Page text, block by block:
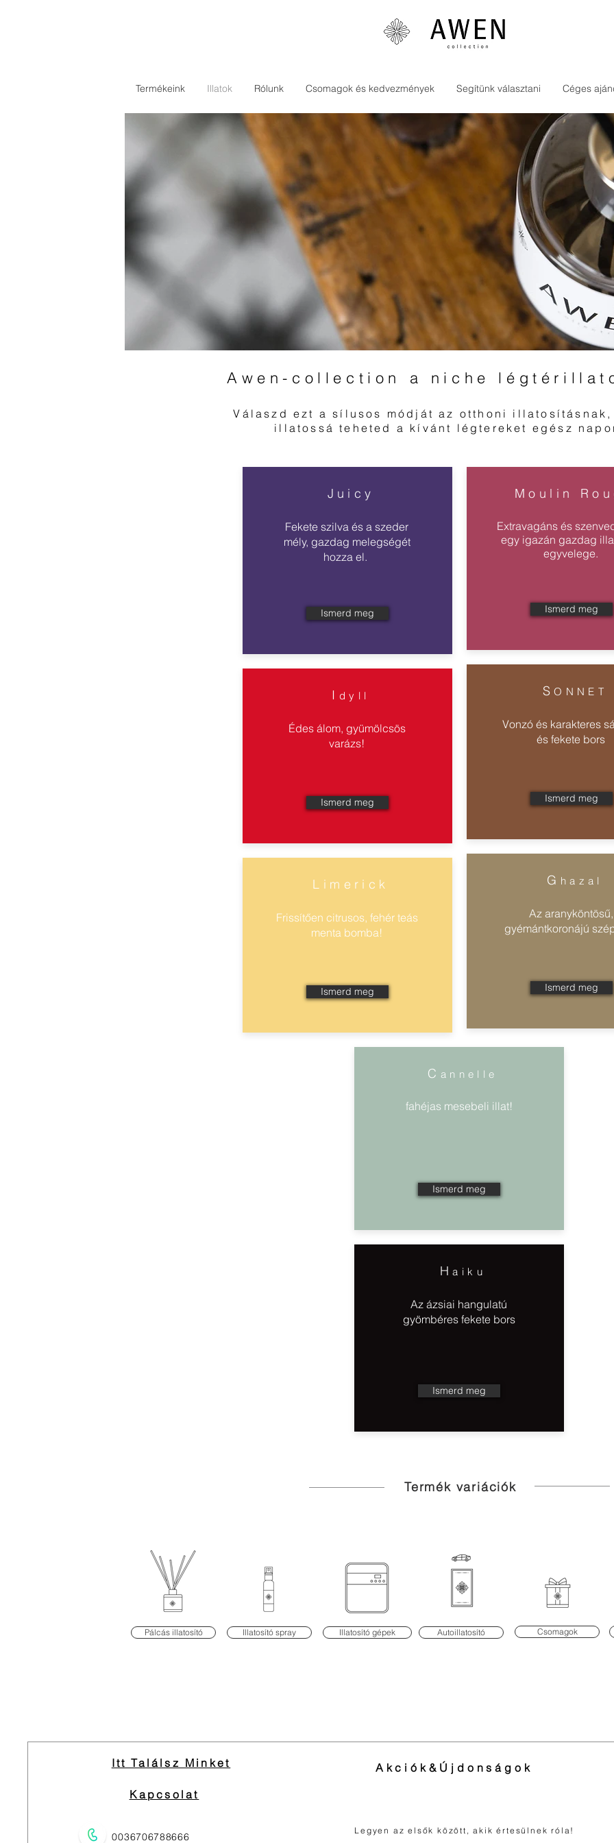
Termékeink Illatok Rólunk Csomagok és kedvezmények Segítünk választani Céges
Awen-collection a niche
Válaszd ezt a sílusos módját az otthoni illatosításnak,
illatossá teheted a kívánt légtereket egész
Juicy
Fekete szilva és a szeder
mély, gazdag melegségét
hozza el.
Ismerd meg
I dyll
Édes álom, gyümölcsös
varázs!
Ismerd meg
Limerick
Frissítően citrusos, fehér teás
menta bomba!
Ismerd meg
Moulin
Extravagáns és
egy igazán gazdag
egyvelege.
Ismerd meg
SONNET
Vonzó és karakteres
és fekete bors
Ismerd meg
G hazal
Az aranyköntösű,
gyémántkoronájú
Ismerd meg
C annelle
fahéjas mesebeli illat!
Ismerd meg
Haiku
Az ázsiai hangulatú
gyömbéres fekete bors
Ismerd meg
Termék variációk
Pálcás illatosító Illatosító spray Illatosító gépek Autoillatosító Csomagok
Itt Találsz Minket
Kapcsolat
0036706788666
Akciók&Újdonságok
Legyen az elsők között, akik értesülnek róla!